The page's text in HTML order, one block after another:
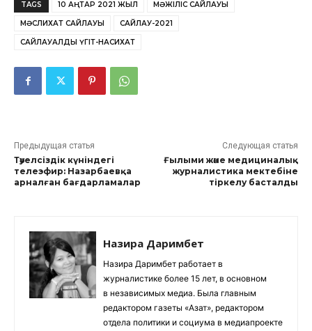
TAGS 10 ҚАҢТАР 2021 ЖЫЛ МӘЖІЛІС САЙЛАУЫ
МӘСЛИХАТ САЙЛАУЫ САЙЛАУ-2021
САЙЛАУАЛДЫ ҮГІТ-НАСИХАТ
Предыдущая статья
Тәуелсіздік күніндегі
телеэфир: Назарбаевқа
арналған бағдарламалар
Следующая статья
Ғылыми және медициналық
журналистика мектебіне
тіркелу басталды
Назира Даримбет
Назира Даримбет работает в
журналистике более 15 лет, в основном
в независимых медиа. Была главным
редактором газеты «Азат», редактором
отдела политики и социума в медиапроекте